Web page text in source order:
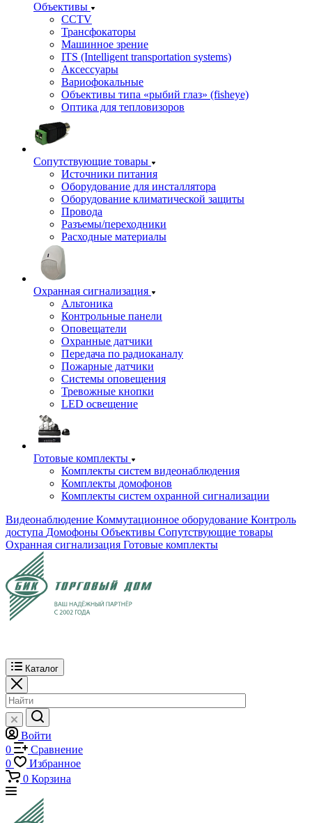
Объективы
CCTV
Трансфокаторы
Машинное зрение
ITS (Intelligent transportation systems)
Аксессуары
Вариофокальные
Объективы типа «рыбий глаз» (fisheye)
Оптика для тепловизоров
Сопутствующие товары
Источники питания
Оборудование для инсталлятора
Оборудование климатической защиты
Провода
Разъемы/переходники
Расходные материалы
Охранная сигнализация
Альтоника
Контрольные панели
Оповещатели
Охранные датчики
Передача по радиоканалу
Пожарные датчики
Системы оповещения
Тревожные кнопки
LED освещение
Готовые комплекты
Комплекты систем видеонаблюдения
Комплекты домофонов
Комплекты систем охранной сигнализации
Видеонаблюдение Коммутационное оборудование Контроль
доступа Домофоны Объективы Сопутствующие товары
Охранная сигнализация Готовые комплекты
Каталог
Войти
0
Сравнение
0
Избранное
0 Корзина